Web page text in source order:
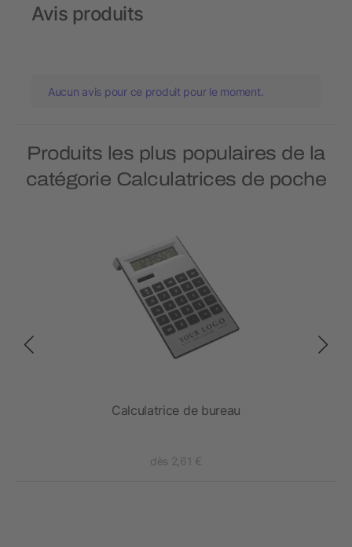
Avis produits
Aucun avis pour ce produit pour le moment.
Produits les plus populaires de la
catégorie Calculatrices de poche
Calculatrice de bureau
dès 2,61 €